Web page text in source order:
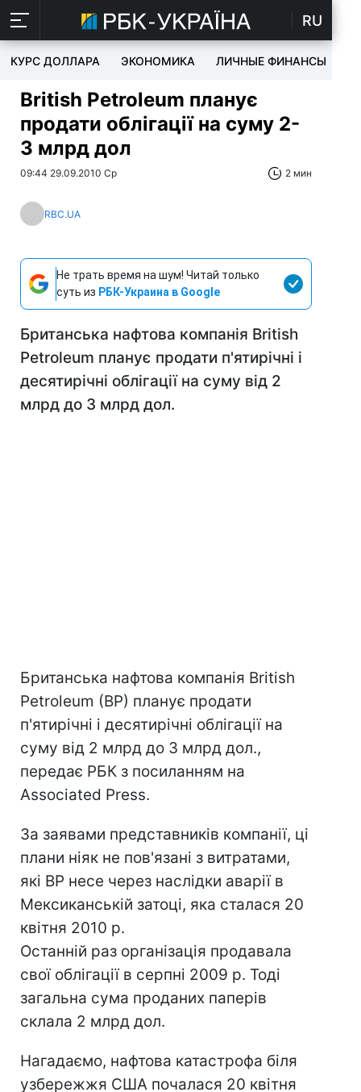
RU
КУРС ДОЛЛАРА ЭКОНОМИКА ЛИЧНЫЕ ФИНАНСЫ
Вritish Рetroleum планує
продати облігації на суму 2-
3 млрд дол
09:44 29.09.2010 Ср 2 мин
RBC.UA
Не трать время на шум! Читай только
суть из РБК-Украина в Google
Британська нафтова компанія Вritish
Рetroleum планує продати п'ятирічні і
десятирічні облігації на суму від 2
млрд до 3 млрд дол.
Британська нафтова компанія Вritish
Рetroleum (BP) планує продати
п'ятирічні і десятирічні облігації на
суму від 2 млрд до 3 млрд дол.,
передає РБК з посиланням на
Associated Press.
За заявами представників компанії, ці
плани ніяк не пов'язані з витратами,
які ВР несе через наслідки аварії в
Мексиканській затоці, яка сталася 20
квітня 2010 р.
Останній раз організація продавала
свої облігації в серпні 2009 р. Тоді
загальна сума проданих паперів
склала 2 млрд дол.
Нагадаємо, нафтова катастрофа біля
узбережжя США почалася 20 квітня